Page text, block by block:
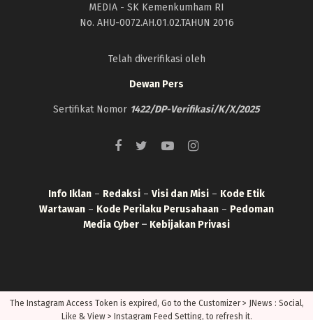
MEDIA - SK Kemenkumham RI
No. AHU-0072.AH.01.02.TAHUN 2016
Telah diverifikasi oleh
Dewan Pers
Sertifikat Nomor 1422/DP-Verifikasi/K/X/2025
Info Iklan – Redaksi – Visi dan Misi – Kode Etik
Wartawan – Kode Perilaku Perusahaan – Pedoman
Media Cyber – Kebijakan Privasi
The Instagram Access Token is expired, Go to the Customizer > JNews : Social,
Like & View > Instagram Feed Setting, to refresh it.